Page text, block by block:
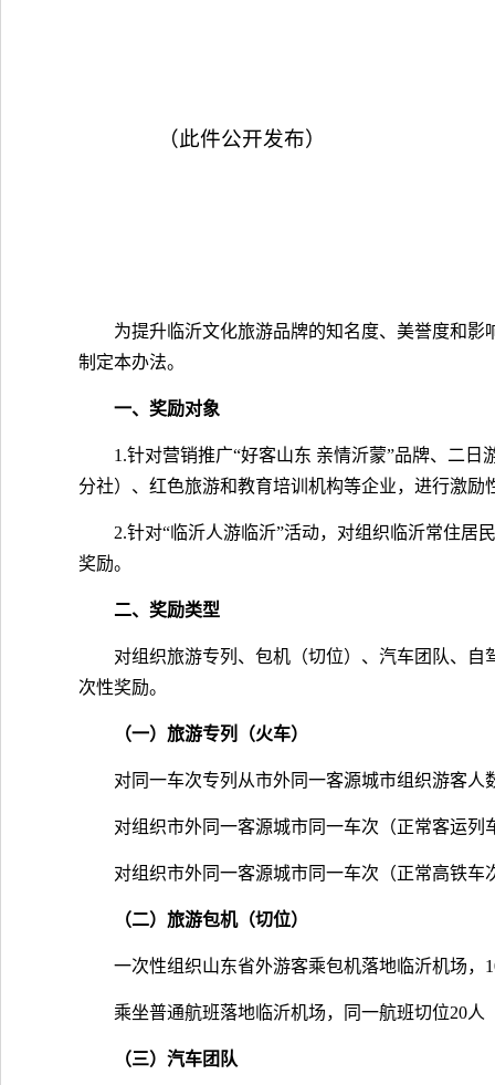
（此件公开发布）
为提升临沂文化旅游品牌的知名度、美誉度和
制定本办法。
一、奖励对象
1.针对营销推广“好客山东 亲情沂蒙”品牌、二
分社）、红色旅游和教育培训机构等企业，进行激励
2.针对“临沂人游临沂”活动，对组织临沂常住居
奖励。
二、奖励类型
对组织旅游专列、包机（切位）、汽车团队、
次性奖励。
（一）旅游专列（火车）
对同一车次专列从市外同一客源城市组织游客人
对组织市外同一客源城市同一车次（正常客运列
对组织市外同一客源城市同一车次（正常高铁车
（二）旅游包机（切位）
一次性组织山东省外游客乘包机落地临沂机场，
乘坐普通航班落地临沂机场，同一航班切位20
（三）汽车团队